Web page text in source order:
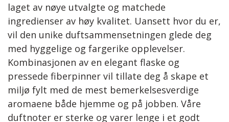
laget av nøye utvalgte og matchede
ingredienser av høy kvalitet. Uansett hvor du er,
vil den unike duftsammensetningen glede deg
med hyggelige og fargerike opplevelser.
Kombinasjonen av en elegant flaske og
pressede fiberpinner vil tillate deg å skape et
miljø fylt med de mest bemerkelsesverdige
aromaene både hjemme og på jobben. Våre
duftnoter er sterke og varer lenge i et godt